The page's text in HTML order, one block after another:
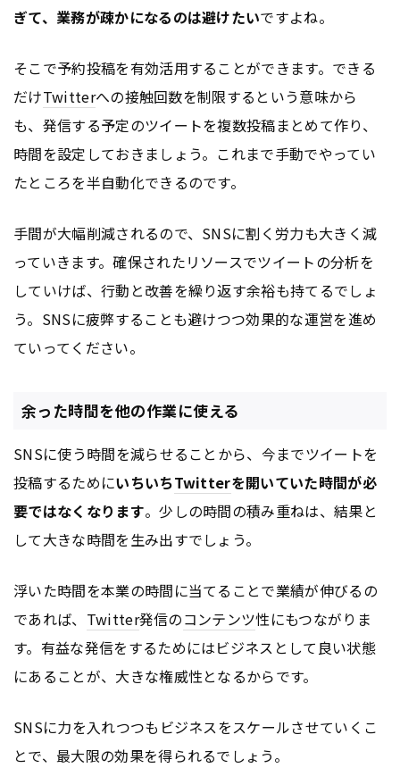
ぎて、業務が疎かになるのは避けたいですよね。
そこで予約投稿を有効活用することができます。できる
だけTwitterへの接触回数を制限するという意味から
も、発信する予定のツイートを複数投稿まとめて作り、
時間を設定しておきましょう。これまで手動でやってい
たところを半自動化できるのです。
手間が大幅削減されるので、SNSに割く労力も大きく減
っていきます。確保されたリソースでツイートの分析を
していけば、行動と改善を繰り返す余裕も持てるでしょ
う。SNSに疲弊することも避けつつ効果的な運営を進め
ていってください。
余った時間を他の作業に使える
SNSに使う時間を減らせることから、今までツイートを
投稿するためにいちいちTwitterを開いていた時間が必
要ではなくなります。少しの時間の積み重ねは、結果と
して大きな時間を生み出すでしょう。
浮いた時間を本業の時間に当てることで業績が伸びるの
であれば、 Twitter発信のコンテンツ性にもつながりま
す。有益な発信をするためにはビジネスとして良い状態
にあることが、大きな権威性となるからです。
SNSに力を入れつつもビジネスをスケールさせていくこ
とで、最大限の効果を得られるでしょう。